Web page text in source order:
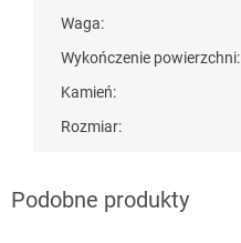
Waga:
Wykończenie powierzchni:
Kamień:
Rozmiar: